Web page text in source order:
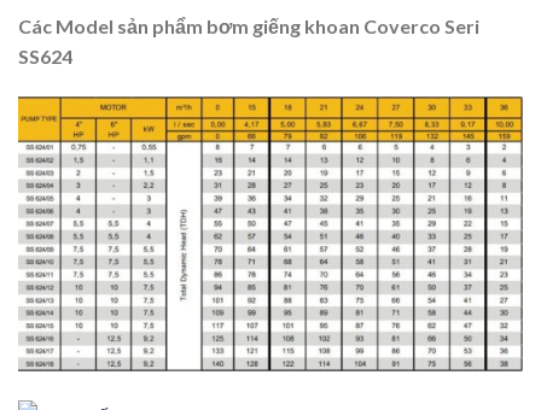
Các Model sản phẩm bơm giếng khoan Coverco Seri
SS624